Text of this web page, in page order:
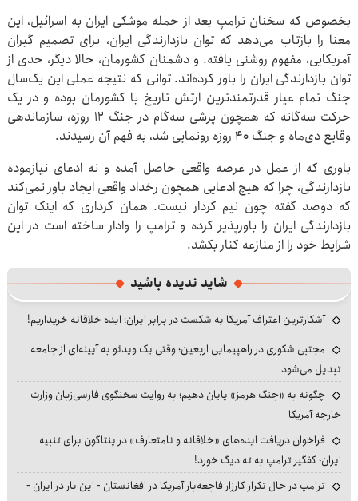
بخصوص که سخنان ترامپ بعد از حمله موشکی ایران به اسرائیل، این
معنا را بازتاب می‌دهد که توان بازدارندگی ایران، برای تصمیم گیران
آمریکایی، مفهوم روشنی یافته. و دشمنان کشورمان، حالا دیگر، حدی از
توان بازدارندگی ایران را باور کرده‌اند. توانی که نتیجه عملی این یک‌سال
جنگ تمام عیار قدرتمندترین ارتش تاریخ با کشورمان بوده و در یک
حرکت سه‌گانه که همچون پرشی سه‌گام در جنگ ۱۲ روزه، سازماندهی
وقایع دی‌ماه و جنگ ۴۰ روزه رونمایی شد، به فهم آن رسیدند.
باوری که از عمل در عرصه واقعی حاصل آمده و نه ادعای نیازموده
بازدارندگی، چرا که هیچ ادعایی همچون رخداد واقعی ایجاد باور نمی‌کند
که دوصد گفته چون نیم کردار نیست. همان کرداری که اینک توان
بازدارندگی ایران را باورپذیر کرده و ترامپ را وادار ساخته است در این
شرایط خود را از منازعه کنار بکشد.
شاید ندیده باشید
آشکارترین اعتراف آمریکا به شکست در برابر ایران؛ ایده خلاقانه خریداریم!
مجتبی شکوری در راهپیمایی اربعین؛ وقتی یک ویدئو به آیینه‌ای از جامعه
تبدیل می‌شود
چگونه به «جنگ هرمز» پایان دهیم؛ به روایت سخنگوی فارسی‌زبان وزارت
خارجه آمریکا
فراخوان دریافت ایده‌های «خلاقانه و نامتعارف» در پنتاگون برای تنبیه
ایران؛ کفگیر ترامپ به ته دیگ خورد!
ترامپ در حال تکرار کارزار فاجعه‌بار آمریکا در افغانستان - این بار در ایران -